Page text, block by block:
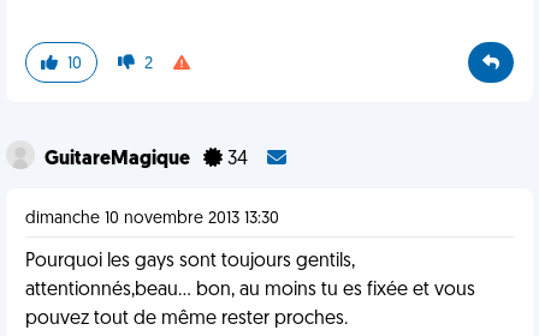
10 2
GuitareMagique 34
dimanche 10 novembre 2013 13:30
Pourquoi les gays sont toujours gentils,
attentionnés,beau... bon, au moins tu es fixée et vous
pouvez tout de même rester proches.